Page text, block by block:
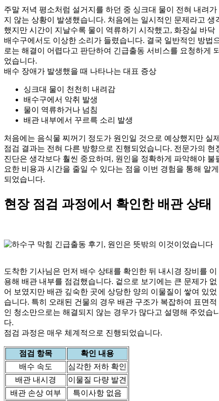
주말 저녁 평소처럼 설거지를 하던 중 싱크대 물이 전혀 내려가
지 않는 상황이 발생했습니다. 처음에는 일시적인 문제라고 생
했지만 시간이 지날수록 물이 역류하기 시작했고, 화장실 바닥
배수구에서도 이상한 소리가 들렸습니다. 결국 일반적인 방법
로는 해결이 어렵다고 판단하여 긴급출동 서비스를 요청하게
었습니다.
배수 장애가 발생했을 때 나타나는 대표 증상
싱크대 물이 천천히 내려감
배수구에서 악취 발생
물이 역류하거나 넘침
배관 내부에서 꾸르륵 소리 발생
처음에는 음식물 찌꺼기 정도가 원인일 것으로 예상했지만 실
점검 결과는 전혀 다른 방향으로 진행되었습니다. 전문가의 현
진단은 생각보다 훨씬 중요하며, 원인을 정확하게 파악해야 불
요한 비용과 시간을 줄일 수 있다는 점을 이번 경험을 통해 알게
되었습니다.
현장 점검 과정에서 확인한 배관 상태
도착한 기사님은 먼저 배수 상태를 확인한 뒤 내시경 장비를 이
용해 배관 내부를 점검했습니다. 겉으로 보기에는 큰 문제가 없
어 보였지만 배관 깊숙한 곳에 상당한 양의 이물질이 쌓여 있었
습니다. 특히 오래된 건물의 경우 배관 구조가 복잡하여 표면적
인 청소만으로는 해결되지 않는 경우가 많다고 설명해 주었습
다.
점검 과정은 매우 체계적으로 진행되었습니다.
점검 항목
확인 내용
배수 속도
심각한 저하 확인
배관 내시경
이물질 다량 발견
배관 손상 여부
특이사항 없음